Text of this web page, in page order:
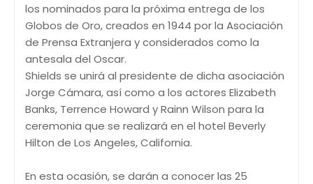
los nominados para la próxima entrega de los
Globos de Oro, creados en 1944 por la Asociación
de Prensa Extranjera y considerados como la
antesala del Oscar.
Shields se unirá al presidente de dicha asociación
Jorge Cámara, así como a los actores Elizabeth
Banks, Terrence Howard y Rainn Wilson para la
ceremonia que se realizará en el hotel Beverly
Hilton de Los Angeles, California.
En esta ocasión, se darán a conocer las 25